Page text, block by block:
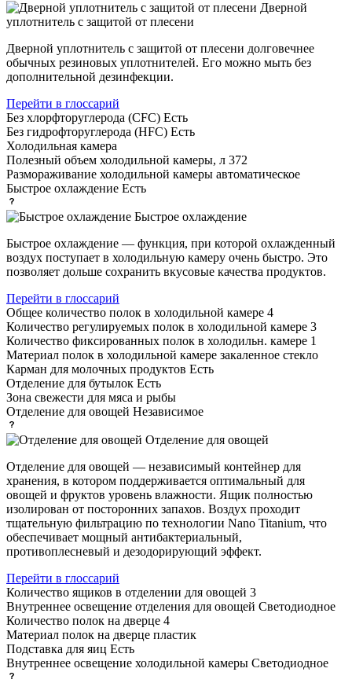
Дверной
уплотнитель с защитой от плесени
Дверной уплотнитель с защитой от плесени долговечнее
обычных резиновых уплотнителей. Его можно мыть без
дополнительной дезинфекции.
Перейти в глоссарий
Без хлорфторуглерода (CFC) Есть
Без гидрофторуглерода (HFC) Есть
Холодильная камера
Полезный объем холодильной камеры, л 372
Размораживание холодильной камеры автоматическое
Быстрое охлаждение Есть
Быстрое охлаждение
Быстрое охлаждение — функция, при которой охлажденный
воздух поступает в холодильную камеру очень быстро. Это
позволяет дольше сохранить вкусовые качества продуктов.
Перейти в глоссарий
Общее количество полок в холодильной камере 4
Количество регулируемых полок в холодильной камере 3
Количество фиксированных полок в холодильн. камере 1
Материал полок в холодильной камере закаленное стекло
Карман для молочных продуктов Есть
Отделение для бутылок Есть
Зона свежести для мяса и рыбы
Отделение для овощей Независимое
Отделение для овощей
Отделение для овощей — независимый контейнер для
хранения, в котором поддерживается оптимальный для
овощей и фруктов уровень влажности. Ящик полностью
изолирован от посторонних запахов. Воздух проходит
тщательную фильтрацию по технологии Nano Titanium, что
обеспечивает мощный антибактериальный,
противоплесневый и дезодорирующий эффект.
Перейти в глоссарий
Количество ящиков в отделении для овощей 3
Внутреннее освещение отделения для овощей Светодиодное
Количество полок на дверце 4
Материал полок на дверце пластик
Подставка для яиц Есть
Внутреннее освещение холодильной камеры Светодиодное